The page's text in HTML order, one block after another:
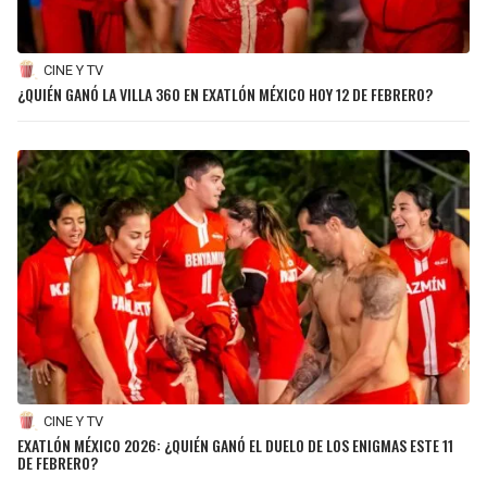
CINE Y TV
¿QUIÉN GANÓ LA VILLA 360 EN EXATLÓN MÉXICO HOY 12 DE FEBRERO?
CINE Y TV
EXATLÓN MÉXICO 2026: ¿QUIÉN GANÓ EL DUELO DE LOS ENIGMAS ESTE 11
DE FEBRERO?